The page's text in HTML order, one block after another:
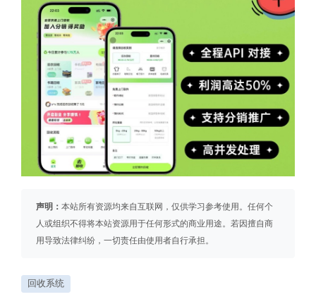
声明： 本站所有资源均来自互联网，仅供学习参考使用。任何个
人或组织不得将本站资源用于任何形式的商业用途。若因擅自商
用导致法律纠纷，一切责任由使用者自行承担。
回收系统